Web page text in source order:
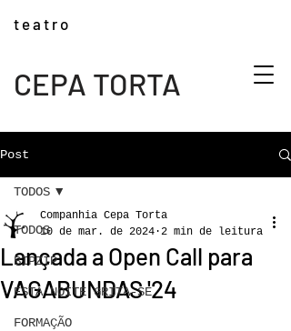
CEPA TORTA
t e a t r o
Post
TODOS
BIPZIP
ESTA NOITE GRITA-SE
FORMAÇÃO
TODOS
Lançada a Open Call para
VAGABUNDAS '24
Companhia Cepa Torta
10 de mar. de 2024 2 min de leitura